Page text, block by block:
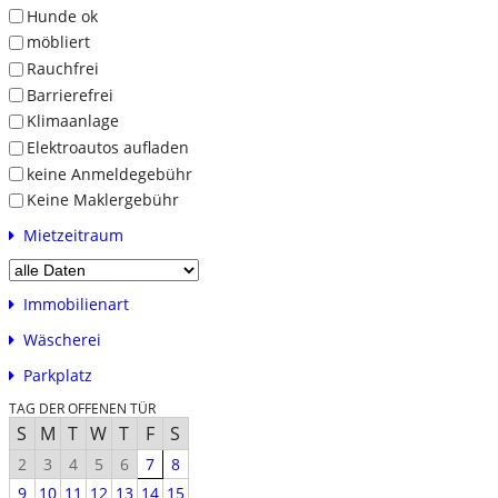
Hunde ok
möbliert
Rauchfrei
Barrierefrei
Klimaanlage
Elektroautos aufladen
keine Anmeldegebühr
Keine Maklergebühr
Mietzeitraum
Immobilienart
Wäscherei
Parkplatz
TAG DER OFFENEN TÜR
S M T W T F S
2 3 4 5 6 7
8
9
10 11 12 13 14 15